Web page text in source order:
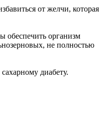
от желчи, которая
обеспечить организм
не полностью
диабету.